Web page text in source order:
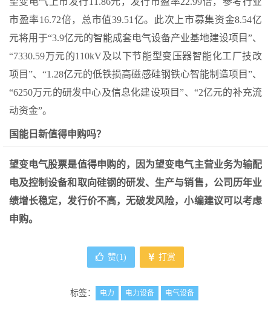
市盈率16.72倍，总市值39.51亿。此次上市募集资金8.54亿
元将用于“3.9亿元的智能成套电气设备产业基地建设项目”、
“7330.59万元的110kV及以下节能型变压器智能化工厂技改
项目”、“1.28亿元的低铁损高磁感硅钢铁心智能制造项目”、
“6250万元的研发中心及信息化建设项目”、“2亿元的补充流
动资金”。
国能日新值得申购吗？
望变电气股票是值得申购的，因为望变电气主营业务为输配
电及控制设备和取向硅钢的研发、生产与销售，公司历年业
绩增长稳定，发行价不高，无破发风险，小编建议可以考虑
申购。
赞(1) 打赏
标签： 电力 电力设备 电气设备